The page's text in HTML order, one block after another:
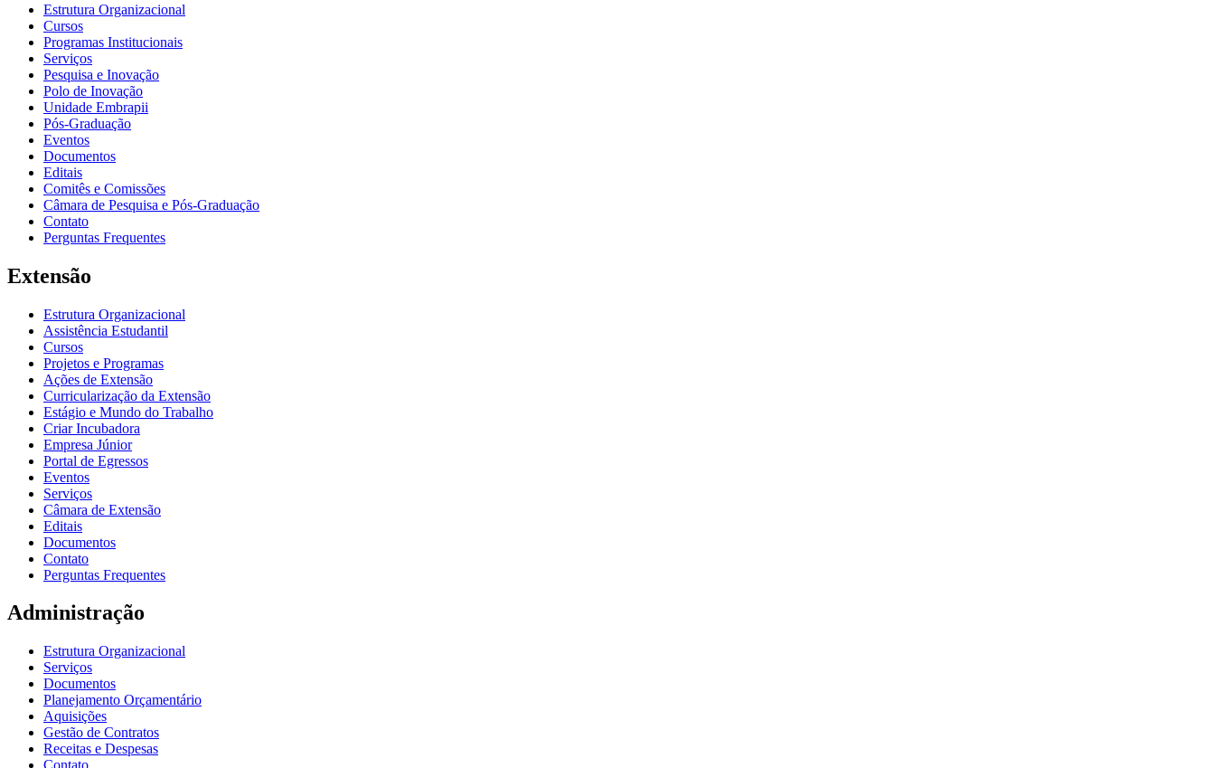
Estrutura Organizacional
Cursos
Programas Institucionais
Serviços
Pesquisa e Inovação
Polo de Inovação
Unidade Embrapii
Pós-Graduação
Eventos
Documentos
Editais
Comitês e Comissões
Câmara de Pesquisa e Pós-Graduação
Contato
Perguntas Frequentes
Extensão
Estrutura Organizacional
Assistência Estudantil
Cursos
Projetos e Programas
Ações de Extensão
Curricularização da Extensão
Estágio e Mundo do Trabalho
Criar Incubadora
Empresa Júnior
Portal de Egressos
Eventos
Serviços
Câmara de Extensão
Editais
Documentos
Contato
Perguntas Frequentes
Administração
Estrutura Organizacional
Serviços
Documentos
Planejamento Orçamentário
Aquisições
Gestão de Contratos
Receitas e Despesas